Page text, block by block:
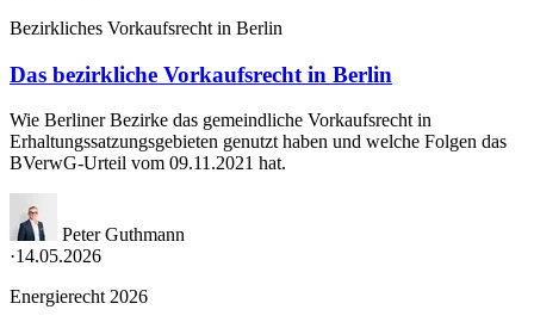
Bezirkliches Vorkaufsrecht in Berlin
Das bezirkliche Vorkaufsrecht in Berlin
Wie Berliner Bezirke das gemeindliche Vorkaufsrecht in
Erhaltungssatzungsgebieten genutzt haben und welche Folgen das
BVerwG-Urteil vom 09.11.2021 hat.
Peter Guthmann
·14.05.2026
Energierecht 2026